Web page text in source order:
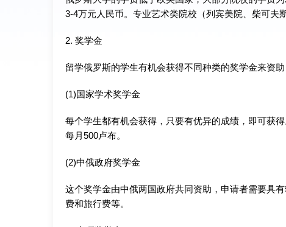
3-4万元人民币。专业艺术类院校（列宾美院、柴可夫
2. 奖学金
留学俄罗斯的学生有机会获得不同种类的奖学金来资
(1)国家学术奖学金
每个学生都有机会获得，只要有优异的成绩，即可获
每月500卢布。
(2)中俄政府奖学金
这个奖学金由中俄两国政府共同资助，申请者需要具
费和旅行费等。